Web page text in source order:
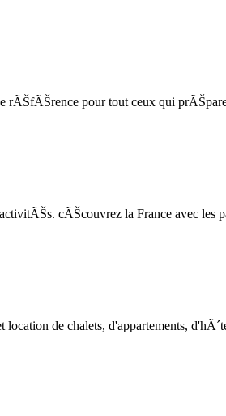
rÃŠfÃŠrence pour tout ceux qui
cÃŠcouvrez la France avec les
de chalets, d'appartements,